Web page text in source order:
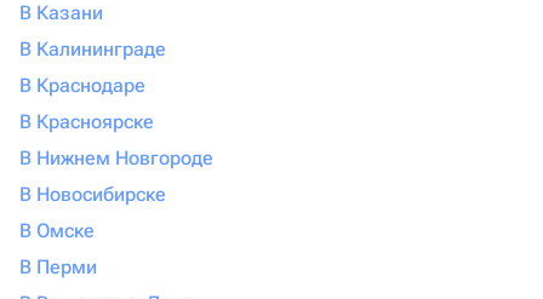
В Казани
В Калининграде
В Краснодаре
В Красноярске
В Нижнем Новгороде
В Новосибирске
В Омске
В Перми